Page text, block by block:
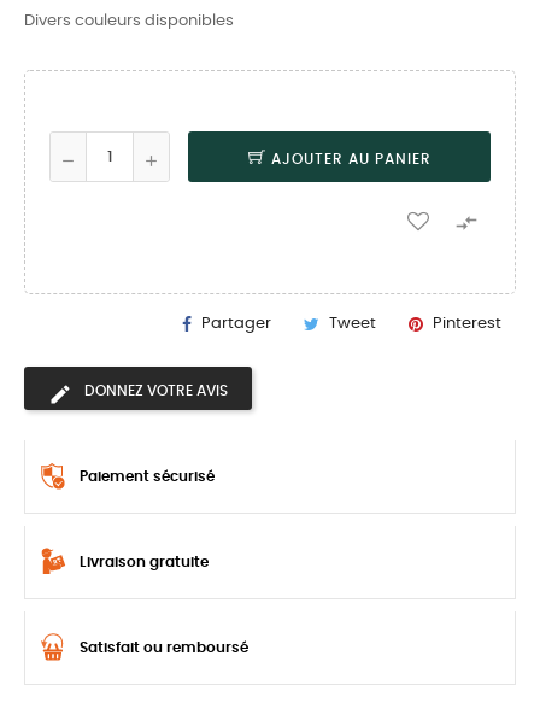
Divers couleurs disponibles
AJOUTER AU PANIER

Partager Tweet Pinterest
DONNEZ VOTRE AVIS
Paiement sécurisé
Livraison gratuite
Satisfait ou remboursé